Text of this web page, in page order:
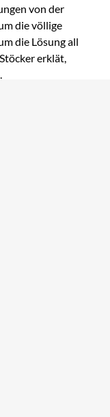
von der
die völlige
die Lösung all
erklät,